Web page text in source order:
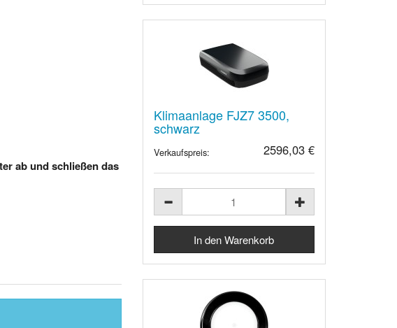
ab und schließen das
Klimaanlage FJZ7 3500,
schwarz
Verkaufspreis: 2596,03 €